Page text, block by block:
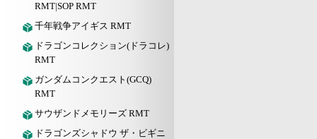
RMT|SOP RMT
千年戦争アイギス RMT
ドラゴンコレクション(ドラコレ)
RMT
ガンダムコンクエスト(GCQ)
RMT
サウザンドメモリーズ RMT
ドラゴンズシャドウ ザ・ビギニ